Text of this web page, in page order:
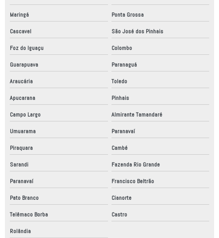
Maringá Ponta Grossa
Cascavel São José dos Pinhais
Foz do Iguaçu Colombo
Guarapuava Paranaguá
Araucária Toledo
Apucarana Pinhais
Campo Largo Almirante Tamandaré
Umuarama Paranavaí
Piraquara Cambé
Sarandi Fazenda Rio Grande
Paranavaí Francisco Beltrão
Pato Branco Cianorte
Telêmaco Borba Castro
Rolândia